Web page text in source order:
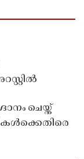
ചെയ്ത്